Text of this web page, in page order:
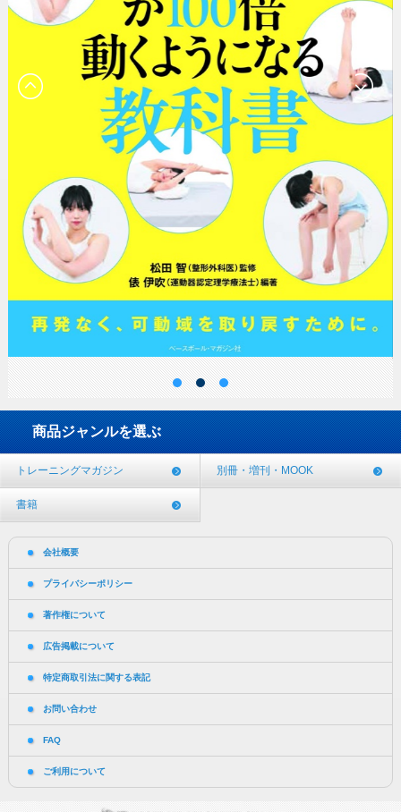
商品ジャンルを選ぶ
トレーニングマガジン 別冊・増刊・MOOK
書籍
会社概要
プライバシーポリシー
著作権について
広告掲載について
特定商取引法に関する表記
お問い合わせ
FAQ
ご利用について